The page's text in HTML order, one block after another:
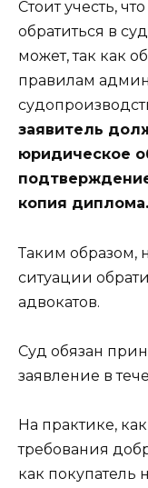
Стоит учесть,
обратиться в
может, так как
правилам
заявитель
юридическое
копия диплома.
Таким образом,
ситуации
адвокатов.
Суд обязан
заявление в
На практике,
требования
как покупатель